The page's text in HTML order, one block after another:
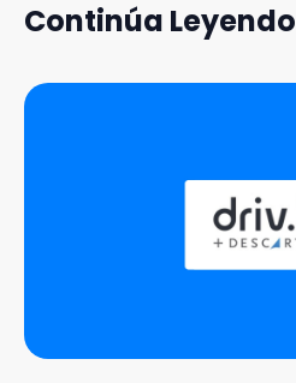
Continúa Leyendo